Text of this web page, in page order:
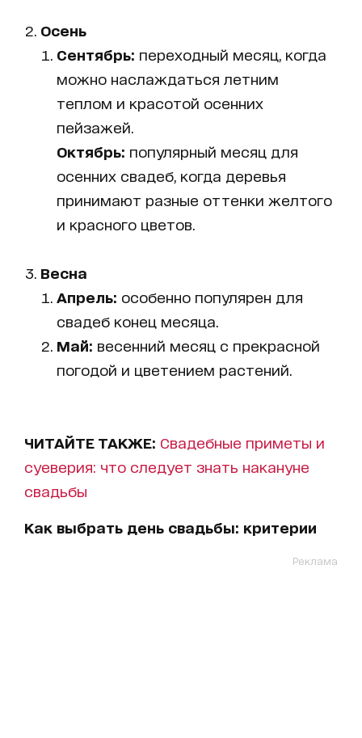
Осень
Сентябрь: переходный месяц, когда
можно наслаждаться летним
теплом и красотой осенних
пейзажей.
Октябрь: популярный месяц для
осенних свадеб, когда деревья
принимают разные оттенки желтого
и красного цветов.
Весна
Апрель: особенно популярен для
свадеб конец месяца.
Май: весенний месяц с прекрасной
погодой и цветением растений.
ЧИТАЙТЕ ТАКЖЕ: Свадебные приметы и
суеверия: что следует знать накануне
свадьбы
Как выбрать день свадьбы: критерии
Реклама